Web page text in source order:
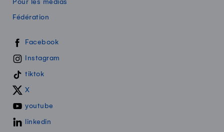
Pour les médias
Fédération
Swissmilk sur les réseaux sociaux
Facebook
Instagram
tiktok
X
youtube
linkedin